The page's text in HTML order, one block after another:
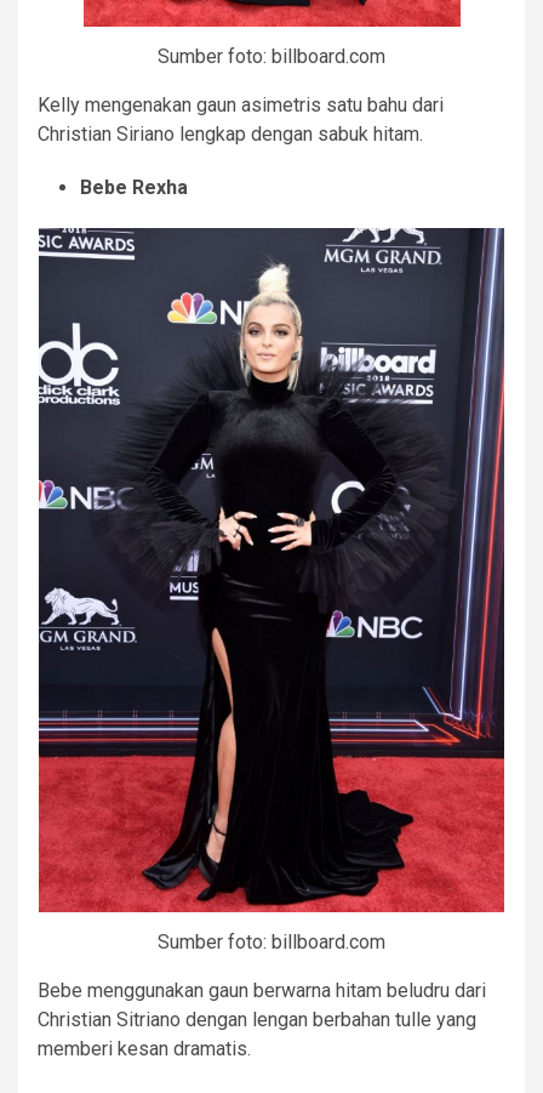
Sumber foto: billboard.com
Kelly mengenakan gaun asimetris satu bahu dari
Christian Siriano lengkap dengan sabuk hitam.
Bebe Rexha
Sumber foto: billboard.com
Bebe menggunakan gaun berwarna hitam beludru dari
Christian Sitriano dengan lengan berbahan tulle yang
memberi kesan dramatis.